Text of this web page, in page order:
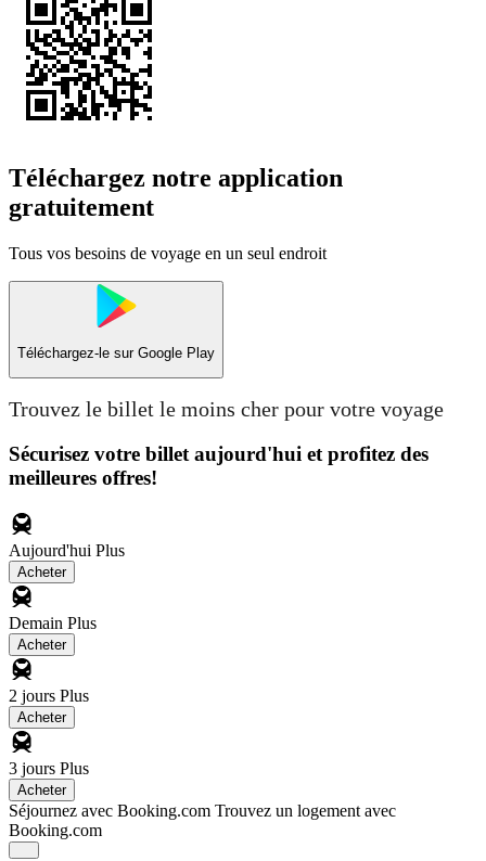
Téléchargez notre application
gratuitement
Tous vos besoins de voyage en un seul endroit
Téléchargez-le sur Google Play
Trouvez le billet le moins cher pour votre voyage
Sécurisez votre billet aujourd'hui et profitez des
meilleures offres!
Aujourd'hui Plus
Acheter
Demain Plus
Acheter
2 jours Plus
Acheter
3 jours Plus
Acheter
Séjournez avec Booking.com Trouvez un logement avec
Booking.com